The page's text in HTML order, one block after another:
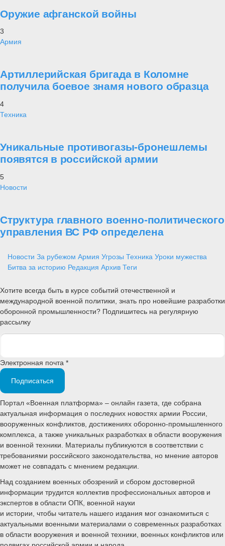
Оружие афганской войны
3
Армия
Артиллерийская бригада в Коломне
получила боевое знамя нового образца
4
Техника
Уникальные противогазы-бронешлемы
появятся в российской армии
5
Новости
Структура главного военно-политического
управления ВС РФ определена
Новости За рубежом Армия Угрозы Техника Уроки мужества
Битва за историю Редакция Архив Теги
Хотите всегда быть в курсе событий отечественной и
международной военной политики, знать про новейшие разработки
оборонной промышленности? Подпишитесь на регулярную
рассылку
Электронная почта *
Подписаться
Портал «Военная платформа» – онлайн газета, где собрана
актуальная информация о последних новостях армии России,
вооруженных конфликтов, достижениях оборонно-промышленного
комплекса, а также уникальных разработках в области вооружения
и военной техники. Материалы публикуются в соответствии с
требованиями российского законодательства, но мнение авторов
может не совпадать с мнением редакции.
Над созданием военных обозрений и сбором достоверной
информации трудится коллектив профессиональных авторов и
экспертов в области ОПК, военной науки
и истории, чтобы читатель нашего издания мог ознакомиться с
актуальными военными материалами о современных разработках
в области вооружения и военной техники, военных конфликтов или